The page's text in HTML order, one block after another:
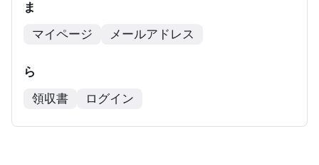
ま
マイページ
メールアドレス
ら
領収書
ログイン